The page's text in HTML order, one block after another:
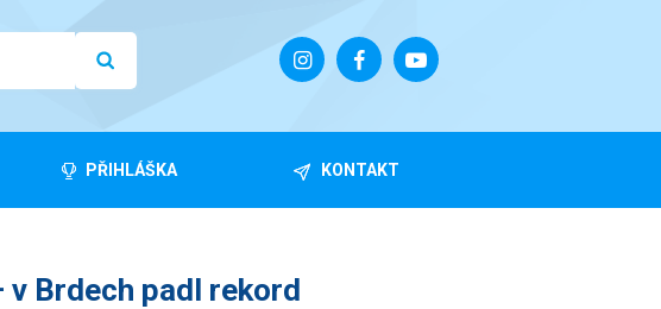
PŘIHLÁŠKA KONTAKT
v Brdech padl rekord